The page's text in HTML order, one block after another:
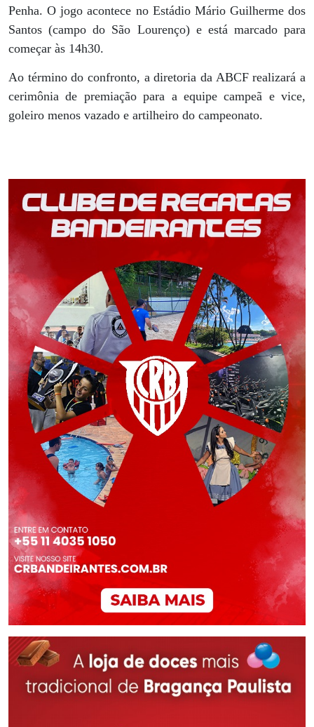
Penha. O jogo acontece no Estádio Mário Guilherme dos
Santos (campo do São Lourenço) e está marcado para
começar às 14h30.
Ao término do confronto, a diretoria da ABCF realizará a
cerimônia de premiação para a equipe campeã e vice,
goleiro menos vazado e artilheiro do campeonato.